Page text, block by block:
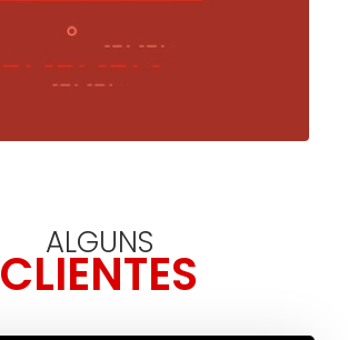
ALGUNS
CLIENTES